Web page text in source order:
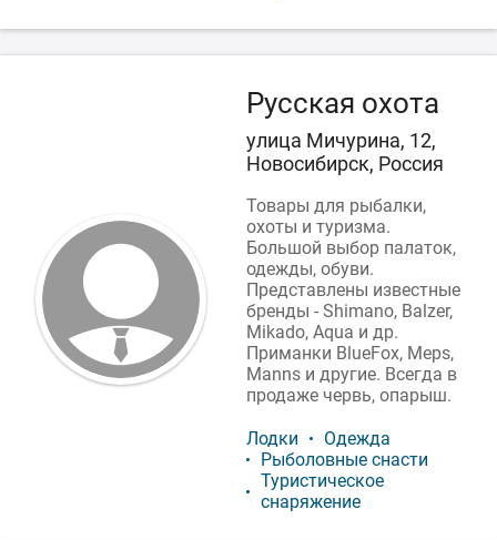
Русская охота
улица Мичурина, 12,
Новосибирск, Россия
Товары для рыбалки,
охоты и туризма.
Большой выбор палаток,
одежды, обуви.
Представлены известные
бренды - Shimano, Balzer,
Mikado, Aqua и др.
Приманки BlueFox, Meps,
Manns и другие. Всегда в
продаже червь, опарыш.
Лодки
Одежда
Рыболовные снасти
Туристическое
снаряжение